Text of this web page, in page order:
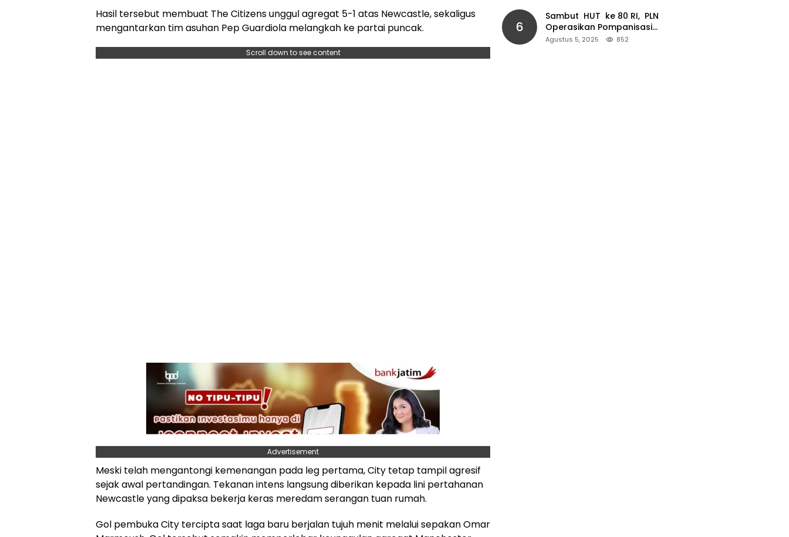
Hasil tersebut membuat The Citizens unggul agregat 5-1 atas Newcastle, sekaligus
mengantarkan tim asuhan Pep Guardiola melangkah ke partai puncak.
Scroll down to see content
Advertisement
Meski telah mengantongi kemenangan pada leg pertama, City tetap tampil agresif
sejak awal pertandingan. Tekanan intens langsung diberikan kepada lini pertahanan
Newcastle yang dipaksa bekerja keras meredam serangan tuan rumah.
Gol pembuka City tercipta saat laga baru berjalan tujuh menit melalui sepakan Omar
6
Sambut HUT ke 80 RI, PLN
Operasikan Pompanisasi
Persawahan dan Akses Air Bersih
Agustus 5, 2025 852